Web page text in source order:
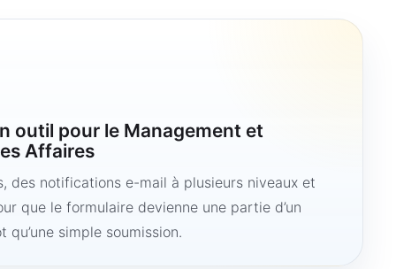
outil pour le Management et
Affaires
des notifications e-mail à plusieurs niveaux et
que le formulaire devienne une partie d’un
simple soumission.